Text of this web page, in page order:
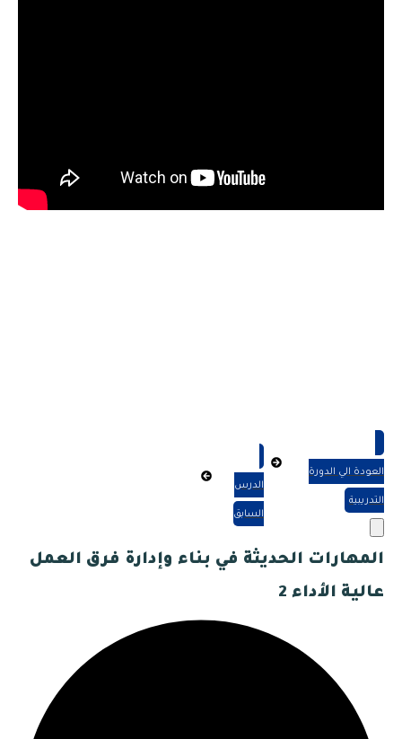
العودة الي الدورة
التدريبية
الدرس
السابق
المهارات الحديثة في بناء وإدارة فرق العمل
عالية الأداء 2